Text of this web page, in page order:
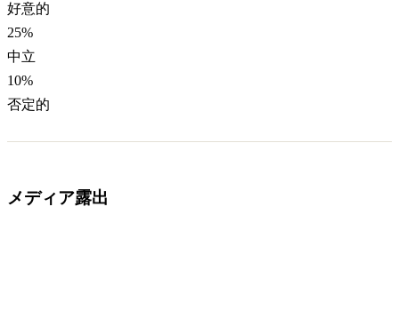
好意的
25%
中立
10%
否定的
メディア露出